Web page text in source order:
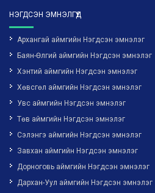
НЭГДСЭН ЭМНЭЛГҮҮД
Архангай аймгийн Нэгдсэн эмнэлэг
Баян-Өлгий аймгийн Нэгдсэн эмнэлэг
Хэнтий аймгийн Нэгдсэн эмнэлэг
Хөвсгөл аймгийн Нэгдсэн эмнэлэг
Увс аймгийн Нэгдсэн эмнэлэг
Төв аймгийн Нэгдсэн эмнэлэг
Сэлэнгэ аймгийн Нэгдсэн эмнэлэг
Завхан аймгийн Нэгдсэн эмнэлэг
Дорноговь аймгийн Нэгдсэн эмнэлэг
Дархан-Уул аймгийн Нэгдсэн эмнэлэг